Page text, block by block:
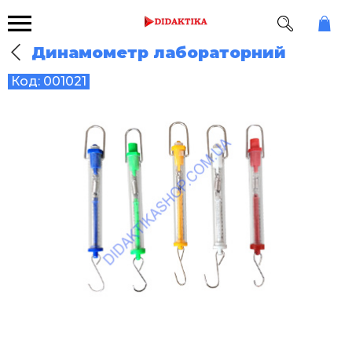
Динамометр лабораторний
Код: 001021